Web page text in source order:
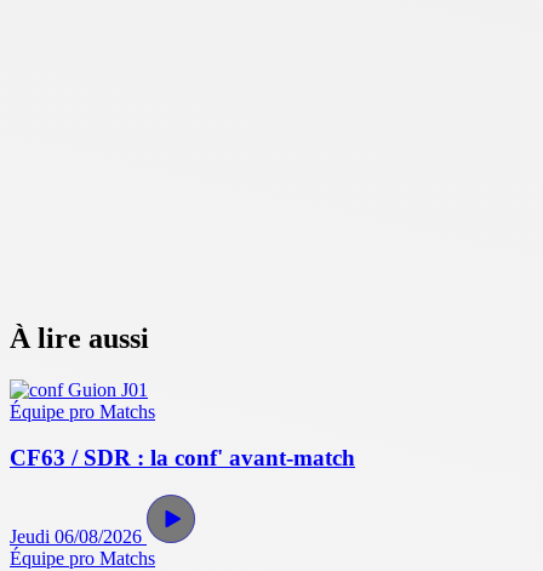
À lire aussi
Équipe pro Matchs
CF63 / SDR : la conf' avant-match
Jeudi 06/08/2026
Équipe pro Matchs